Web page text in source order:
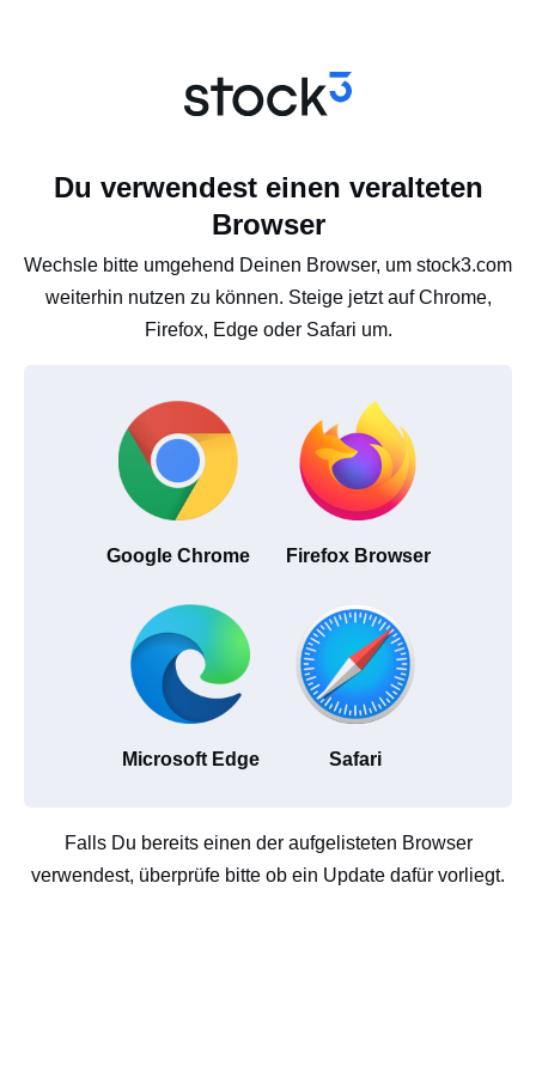
Du verwendest einen veralteten
Browser
Wechsle bitte umgehend Deinen Browser, um stock3.com
weiterhin nutzen zu können. Steige jetzt auf Chrome,
Firefox, Edge oder Safari um.
Google Chrome Firefox Browser
Microsoft Edge Safari
Falls Du bereits einen der aufgelisteten Browser
verwendest, überprüfe bitte ob ein Update dafür vorliegt.